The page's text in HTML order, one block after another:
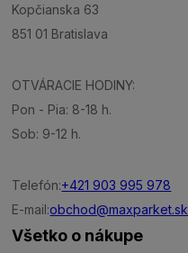
Kopčianska 63
851 01 Bratislava
OTVÁRACIE HODINY:
Pon - Pia: 8-18 h.
Sob: 9-12 h.
Telefón:+421 903 995 978
E-mail:obchod@maxparket.sk
Všetko o nákupe